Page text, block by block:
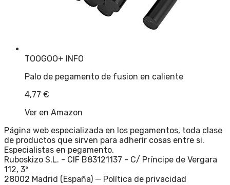
TOOGOO+ INFO
Palo de pegamento de fusion en caliente
4,77 €
Ver en Amazon
Página web especializada en los pegamentos, toda clase
de productos que sirven para adherir cosas entre si.
Especialistas en pegamento.
Ruboskizo S.L. - CIF B83121137 - C/ Príncipe de Vergara
112, 3ª
28002 Madrid (España) — Política de privacidad